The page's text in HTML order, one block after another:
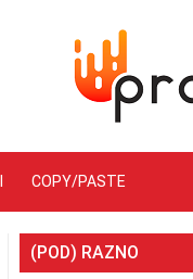
COPY/PASTE
(POD) RAZNO